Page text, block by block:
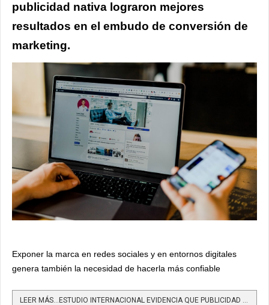
publicidad nativa lograron mejores
resultados en el embudo de conversión de
marketing.
Exponer la marca en redes sociales y en entornos digitales
genera también la necesidad de hacerla más confiable
LEER MÁS…ESTUDIO INTERNACIONAL EVIDENCIA QUE PUBLICIDAD NATIVA LOGRA MEJOR CONVERSIÓN EN MARKETING